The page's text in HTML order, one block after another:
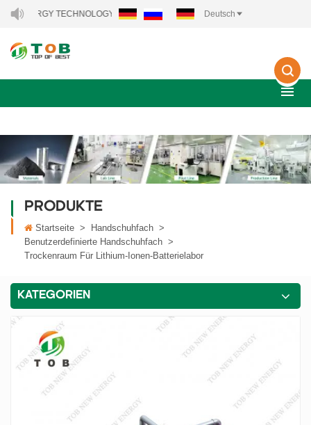
TECHNOLOGY CO., LTD.. Deutsch
PRODUKTE
Startseite > Handschuhfach >
Benutzerdefinierte Handschuhfach >
Trockenraum Für Lithium-Ionen-Batterielabor
KATEGORIEN